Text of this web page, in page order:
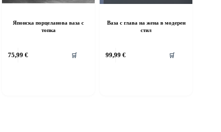
Японска порцеланова ваза с
топка
75,99 € 🛒
Ваза с глава на жена в модерен
стил
99,99 € 🛒